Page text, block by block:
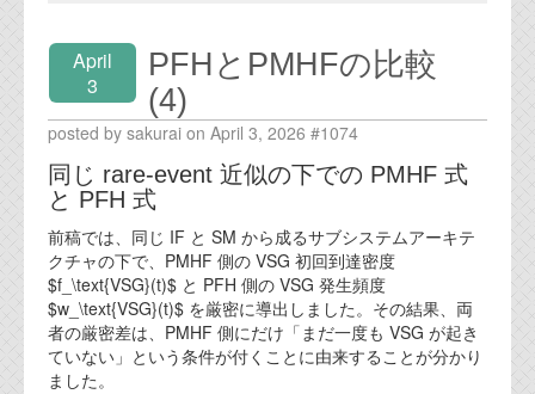
April
3
PFHとPMHFの比較
(4)
posted by sakurai on April 3, 2026 #1074
同じ rare-event 近似の下での PMHF 式
と PFH 式
前稿では、同じ IF と SM から成るサブシステムアーキテ
クチャの下で、PMHF 側の VSG 初回到達密度
$f_\text{VSG}(t)$ と PFH 側の VSG 発生頻度
$w_\text{VSG}(t)$ を厳密に導出しました。その結果、両
者の厳密差は、PMHF 側にだけ「まだ一度も VSG が起き
ていない」という条件が付くことに由来することが分かり
ました。